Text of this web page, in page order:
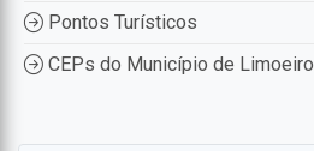
Pontos Turísticos
CEPs do Município de Limoeiro